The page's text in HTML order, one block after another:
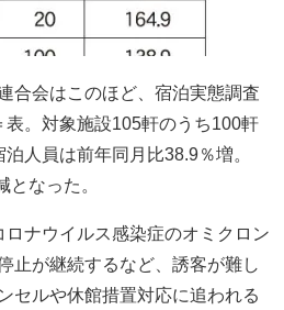
合会はこのほど、宿泊実態調査
。対象施設105軒のうち100軒
人員は前年同月比38.9％増。
なった。
ナウイルス感染症のオミクロン
止が継続するなど、誘客が難し
セルや休館措置対応に追われる